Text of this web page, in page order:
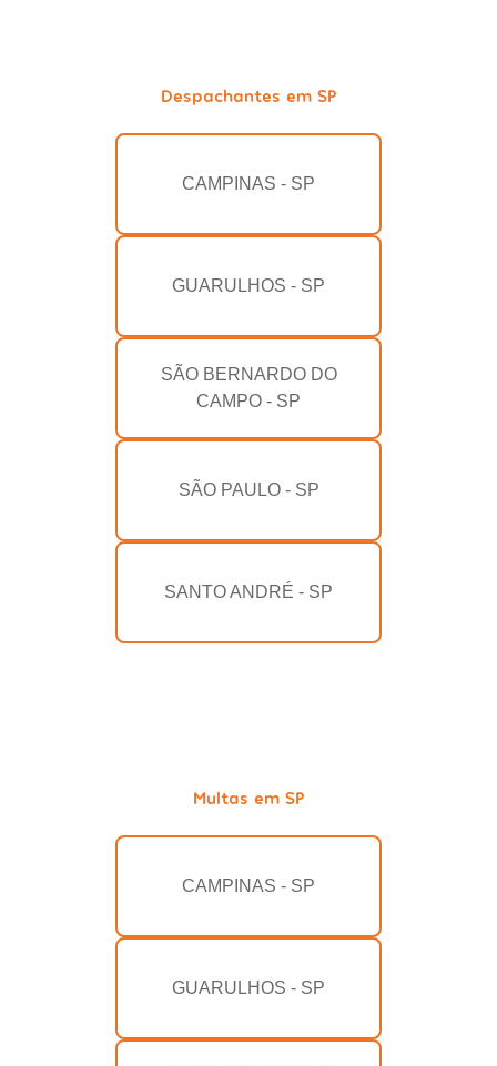
Despachantes em SP
CAMPINAS - SP
GUARULHOS - SP
SÃO BERNARDO DO
CAMPO - SP
SÃO PAULO - SP
SANTO ANDRÉ - SP
Multas em SP
CAMPINAS - SP
GUARULHOS - SP